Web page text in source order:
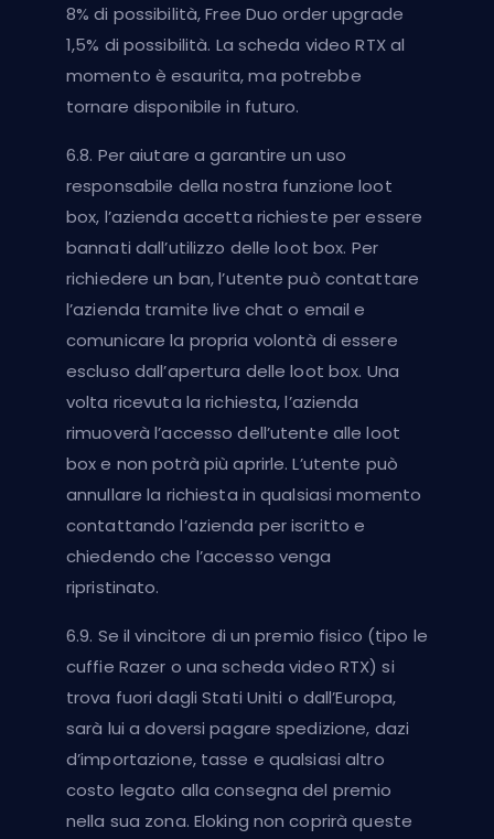
8% di possibilità, Free Duo order upgrade
1,5% di possibilità. La scheda video RTX al
momento è esaurita, ma potrebbe
tornare disponibile in futuro.
6.8. Per aiutare a garantire un uso
responsabile della nostra funzione loot
box, l’azienda accetta richieste per essere
bannati dall’utilizzo delle loot box. Per
richiedere un ban, l’utente può contattare
l’azienda tramite live chat o email e
comunicare la propria volontà di essere
escluso dall’apertura delle loot box. Una
volta ricevuta la richiesta, l’azienda
rimuoverà l’accesso dell’utente alle loot
box e non potrà più aprirle. L’utente può
annullare la richiesta in qualsiasi momento
contattando l’azienda per iscritto e
chiedendo che l’accesso venga
ripristinato.
6.9. Se il vincitore di un premio fisico (tipo le
cuffie Razer o una scheda video RTX) si
trova fuori dagli Stati Uniti o dall’Europa,
sarà lui a doversi pagare spedizione, dazi
d’importazione, tasse e qualsiasi altro
costo legato alla consegna del premio
nella sua zona. Eloking non coprirà queste